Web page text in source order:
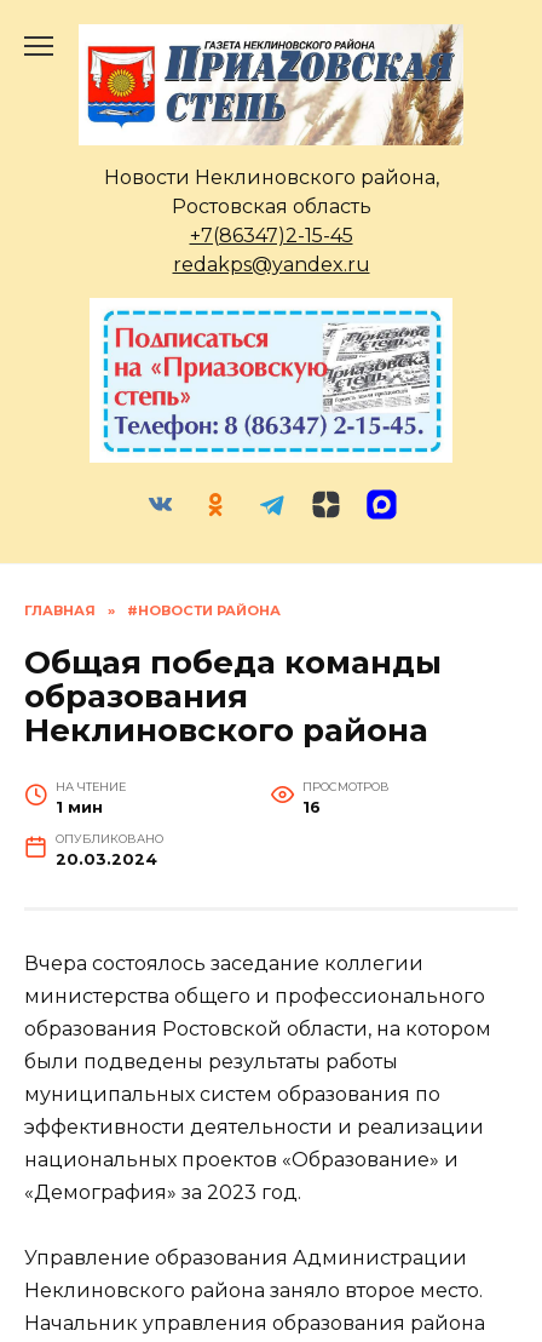
содержанию
Новости Неклиновского района,
Ростовская область
+7(86347)2-15-45
redakps@yandex.ru
ГЛАВНАЯ » #НОВОСТИ РАЙОНА
Общая победа команды
образования
Неклиновского района
НА ЧТЕНИЕ
1 мин
ПРОСМОТРОВ
16
ОПУБЛИКОВАНО
20.03.2024
Вчера состоялось заседание коллегии
министерства общего и профессионального
образования Ростовской области, на котором
были подведены результаты работы
муниципальных систем образования по
эффективности деятельности и реализации
национальных проектов «Образование» и
«Демография» за 2023 год.
Управление образования Администрации
Неклиновского района заняло второе место.
Начальник управления образования района